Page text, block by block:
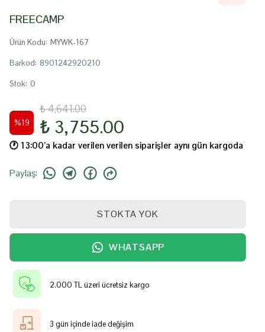
FREECAMP
Ürün Kodu: MYWK-167
Barkod: 8901242920210
Stok: 0
%19
₺ 4,641.00
₺ 3,755.00
🕐️ 13:00’a kadar verilen verilen siparişler aynı gün kargoda
Paylaş:
STOKTA YOK
WHATSAPP
2.000 TL üzeri ücretsiz kargo
3 gün içinde iade değişim